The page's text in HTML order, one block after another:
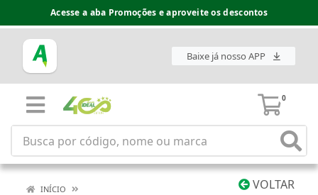
Acesse a aba Promoções e aproveite os descontos
Baixe já nosso APP
0
VOLTAR
INÍCIO